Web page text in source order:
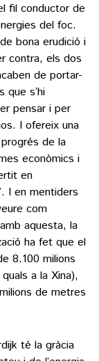
fil conductor de
del foc.
bona erudició i
contra, els dos
de portar-
que s’hi
pensar i per
I ofereix una
de la
econòmics i
en
I en mentiders
com
aquesta, la
ha fet que el
8.100 milions
a la Xina),
de metres
té la gràcia